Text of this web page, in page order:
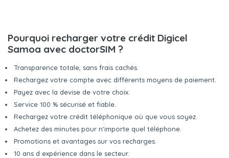
Pourquoi recharger votre crédit Digicel
Samoa avec doctorSIM ?
Transparence totale, sans frais cachés.
Rechargez votre compte avec différents moyens de paiement.
Payez avec la devise de votre choix.
Service 100 % sécurisé et fiable.
Rechargez votre crédit téléphonique où que vous soyez.
Achetez des minutes pour n'importe quel téléphone.
Promotions et avantages sur vos recharges.
10 ans d expérience dans le secteur.